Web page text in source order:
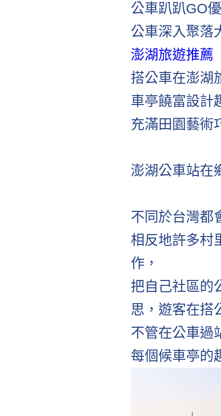
公車趴趴GO
公車深入聚落
澎湖旅遊推薦
搭公車在澎湖
車亭饒富設計
充滿田園藝術
澎湖公車站在
不同於台灣都
相反地許多村
作，
把自己社區的
思，遊客在搭
不管在公車過
每個候車亭的